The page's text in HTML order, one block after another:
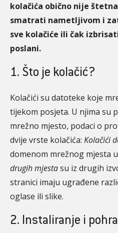
kolačića obično nije
smatrati nametljivom i
sve kolačiće ili čak
poslani.
1. Što je kolačić?
Kolačići su datoteke koje
tijekom posjeta. U njima su
mrežno mjesto, podaci o
dvije vrste kolačića: Kolačići
domenom mrežnog mjesta
drugih mjestasu iz drugih
stranici imaju ugrađene
oglase ili slike.
2. Instaliranje i